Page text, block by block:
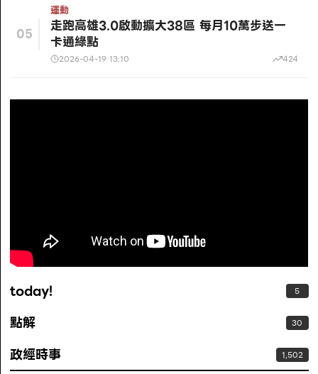
05
運動
走跑高雄3.0啟動擴大38區 每月10萬步送一
卡通綠點
2026-04-19 13:10 424
today! 5
點解 30
政經時事 1,502